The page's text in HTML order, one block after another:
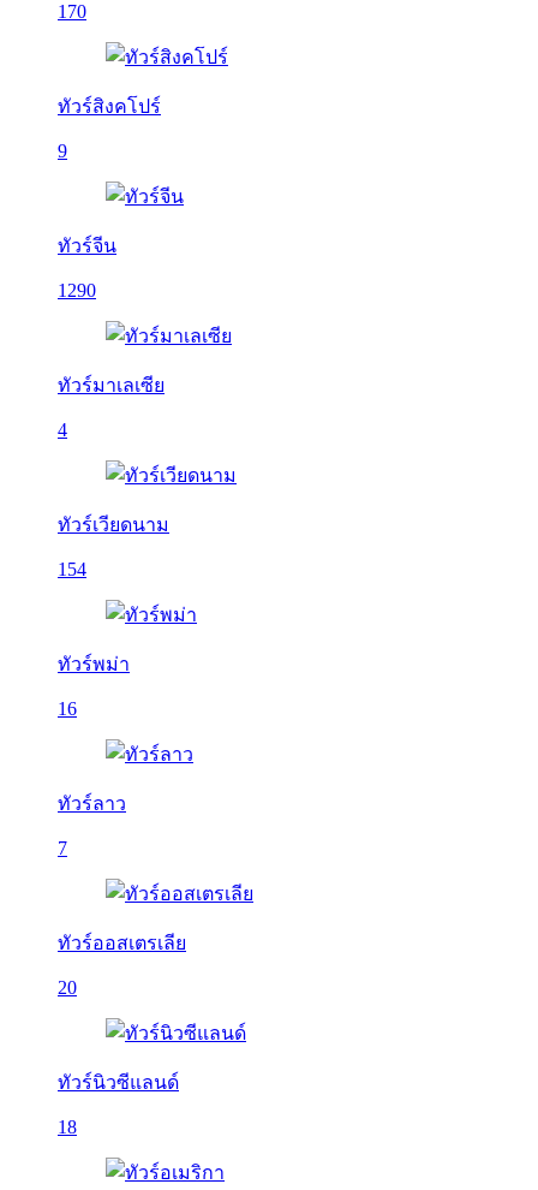
170
ทัวร์สิงคโปร์
9
ทัวร์จีน
1290
ทัวร์มาเลเซีย
4
ทัวร์เวียดนาม
154
ทัวร์พม่า
16
ทัวร์ลาว
7
ทัวร์ออสเตรเลีย
20
ทัวร์นิวซีแลนด์
18